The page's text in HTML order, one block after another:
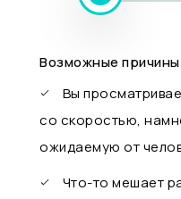
Возможные
Вы
со скоростью,
ожидаемую от
Что-то мешает